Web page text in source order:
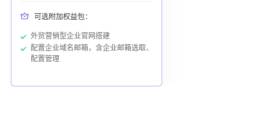
可选附加权益包：
外贸营销型企业官网搭建
配置企业域名邮箱，含企业邮箱选取、
配置管理